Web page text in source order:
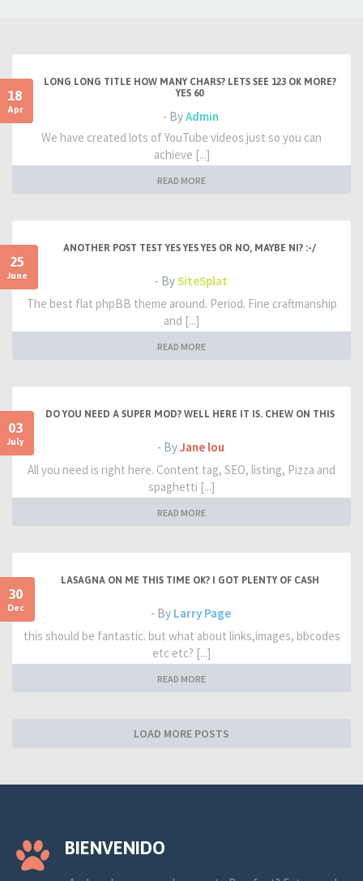
18
Apr
LONG LONG TITLE HOW MANY CHARS? LETS SEE 123 OK MORE?
YES 60
- ByAdmin
We have created lots of YouTube videos just so you can
achieve [...]
READ MORE
25
June
ANOTHER POST TEST YES YES YES OR NO, MAYBE NI? :-/
- BySiteSplat
The best flat phpBB theme around. Period. Fine craftmanship
and [...]
READ MORE
03
July
DO YOU NEED A SUPER MOD? WELL HERE IT IS. CHEW ON THIS
- ByJane lou
All you need is right here. Content tag, SEO, listing, Pizza and
spaghetti [...]
READ MORE
30
Dec
LASAGNA ON ME THIS TIME OK? I GOT PLENTY OF CASH
- By Larry Page
this should be fantastic. but what about links,images, bbcodes
etc etc? [...]
READ MORE
LOAD MORE POSTS
BIENVENIDO